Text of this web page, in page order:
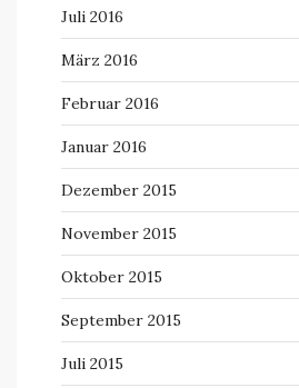
Juli 2016
März 2016
Februar 2016
Januar 2016
Dezember 2015
November 2015
Oktober 2015
September 2015
Juli 2015